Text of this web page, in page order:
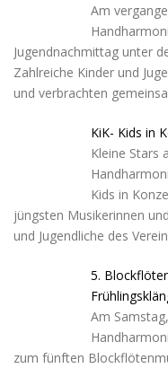
Am
Jugendnachmittag unter
Zahlreiche Kinder und
und verbrachten
KiK- Kids in
Kleine Stars
Kids in
jüngsten Musikerinnen
und Jugendliche des
5.
Am
zum fünften